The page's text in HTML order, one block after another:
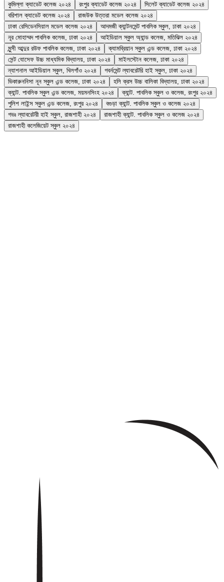
কুমিল্লা ক্যাডেট কলেজ ২০২৪
রংপুর ক্যাডেট কলেজ ২০২৪
সিলেট ক্যাডেট কলেজ ২০২৪
বরিশাল ক্যাডেট কলেজ ২০২৪
রাজউক উত্তরা মডেল কলেজ ২০২৪
ঢাকা রেসিডেনসিয়াল মডেল কলেজ ২০২৪
আদমজী ক্যান্টনমেন্ট পাবলিক স্কুল, ঢাকা ২০২৪
নূর মোহাম্মদ পাবলিক কলেজ, ঢাকা ২০২৪
আইডিয়াল স্কুল অ্যান্ড কলেজ, মতিঝিল ২০২৪
মুন্সী আব্দুর রউফ পাবলিক কলেজ, ঢাকা ২০২৪
ক্যামব্রিয়ান স্কুল এন্ড কলেজ, ঢাকা ২০২৪
সেন্ট যোসেফ উচ্চ মাধ্যমিক বিদ্যালয়, ঢাকা ২০২৪
মাইলস্টোন কলেজ, ঢাকা ২০২৪
ন্যাশনাল আইডিয়াল স্কুল, খিলগাঁও ২০২৪
গবর্নমেন্ট ল্যাবরেটরি হাই স্কুল, ঢাকা ২০২৪
ভিকারুননিসা নূন স্কুল এন্ড কলেজ, ঢাকা ২০২৪
হলি ক্রস উচ্চ বালিকা বিদ্যালয়, ঢাকা ২০২৪
ক্যান্ট. পাবলিক স্কুল এন্ড কলেজ, ময়মনসিংহ ২০২৪
ক্যান্ট. পাবলিক স্কুল ও কলেজ, রংপুর ২০২৪
পুলিশ লাইন্স স্কুল এন্ড কলেজ, রংপুর ২০২৪
বগুড়া ক্যান্ট. পাবলিক স্কুল ও কলেজ ২০২৪
গভঃ ল্যাবরেটরী হাই স্কুল, রাজশাহী ২০২৪
রাজশাহী ক্যান্ট. পাবলিক স্কুল ও কলেজ ২০২৪
রাজশাহী কলেজিয়েট স্কুল ২০২৪